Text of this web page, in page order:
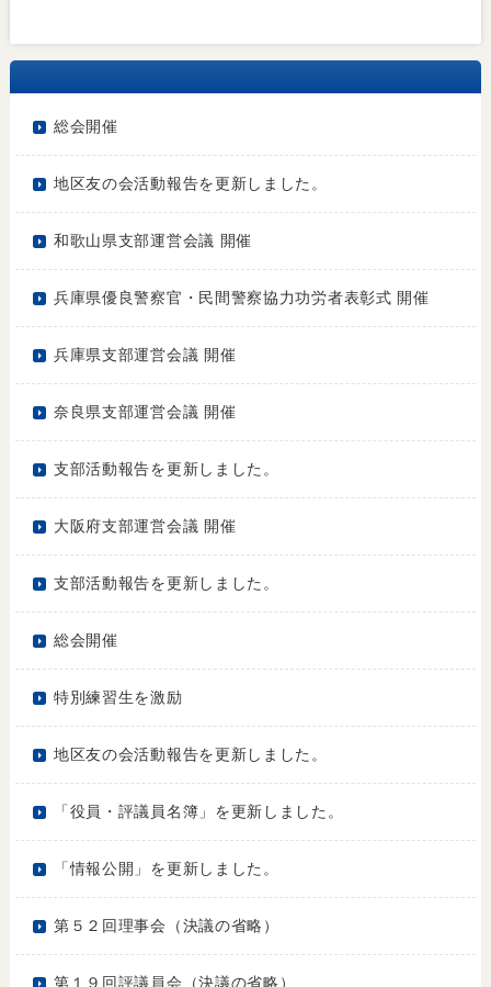
総会開催
地区友の会活動報告を更新しました。
和歌山県支部運営会議 開催
兵庫県優良警察官・民間警察協力功労者表彰式 開催
兵庫県支部運営会議 開催
奈良県支部運営会議 開催
支部活動報告を更新しました。
大阪府支部運営会議 開催
支部活動報告を更新しました。
総会開催
特別練習生を激励
地区友の会活動報告を更新しました。
「役員・評議員名簿」を更新しました。
「情報公開」を更新しました。
第５２回理事会（決議の省略）
第１９回評議員会（決議の省略）